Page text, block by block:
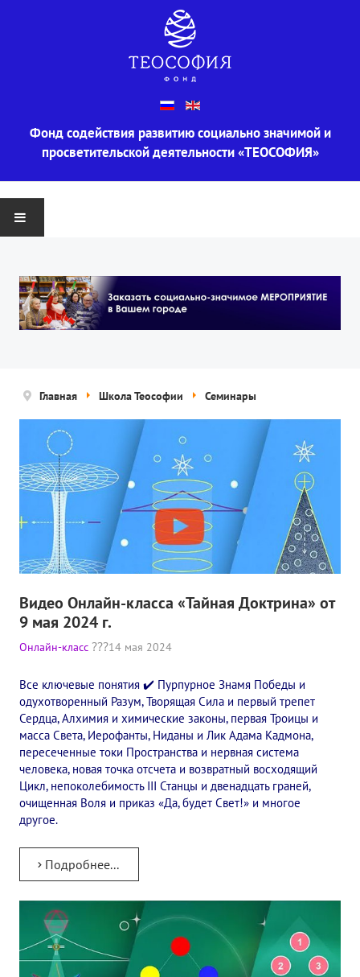
Фонд содействия развитию социально значимой и
просветительской деятельности «ТЕОСОФИЯ»
О ФОНДЕ
Информация
Попечительский совет
Правовые документы
Отчетные документы
Концепция деятельности
Нам помогают
Публичная оферта
Политика конфиденциальности
✔️ Заказать мероприятие
✔️ Заказать Семинар
✔️ Заказать книги/журналы
Международный научно-исследовательский Центр, им. Е.П.
Межрегиональные теософские семинары России. Теософский
Международный Теософский Конгресс
Международный художественный Конкурс, посвященный
Международный поэтический Конкурс «Елене Петровне
Главная Школа Теософии Семинары
Видео Онлайн-класса «Тайная Доктрина» от
9 мая 2024 г.
Онлайн-класс 14 мая 2024
Все ключевые понятия ✔️ Пурпурное Знамя Победы и
одухотворенный Разум, Творящая Сила и первый трепет
Сердца, Алхимия и химические законы, первая Троицы и
масса Света, Иерофанты, Ниданы и Лик Адама Кадмона,
пересеченные токи Пространства и нервная система
человека, новая точка отсчета и возвратный восходящий
Цикл, непоколебимость III Станцы и двенадцать граней,
очищенная Воля и приказ «Да, будет Свет!» и многое
другое.
Подробнее...